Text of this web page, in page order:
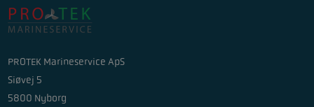
PROTEK Marineservice ApS
Siøvej 5
5800 Nyborg